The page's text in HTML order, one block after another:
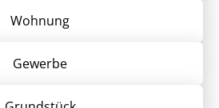
Wohnung
Gewerbe